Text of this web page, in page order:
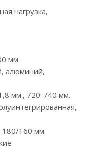
нагрузка,
мм.
алюминий,
мм., 720-740 мм.
160 мм.